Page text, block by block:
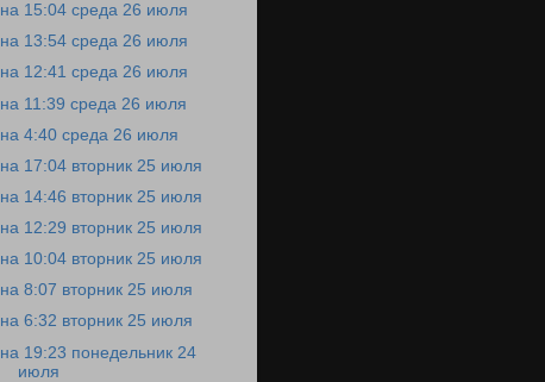
на 15:04 среда 26 июля
на 13:54 среда 26 июля
на 12:41 среда 26 июля
на 11:39 среда 26 июля
на 4:40 среда 26 июля
на 17:04 вторник 25 июля
на 14:46 вторник 25 июля
на 12:29 вторник 25 июля
на 10:04 вторник 25 июля
на 8:07 вторник 25 июля
на 6:32 вторник 25 июля
на 19:23 понедельник 24
июля